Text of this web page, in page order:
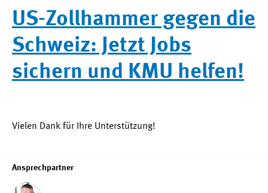
Ansprechpartner
US-Zollhammer gegen die
Schweiz: Jetzt Jobs
sichern und KMU helfen!
Vielen Dank für Ihre Unterstützung!